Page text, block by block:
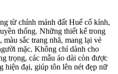
từ chính mảnh đất Huế cổ kính,
thống. Những thiết kế trong
sắc trang nhã, mang lại vẻ
mặc. Không chỉ dành cho
trọng, các mẫu áo dài còn được
hiện đại, giúp tôn lên nét đẹp nữ